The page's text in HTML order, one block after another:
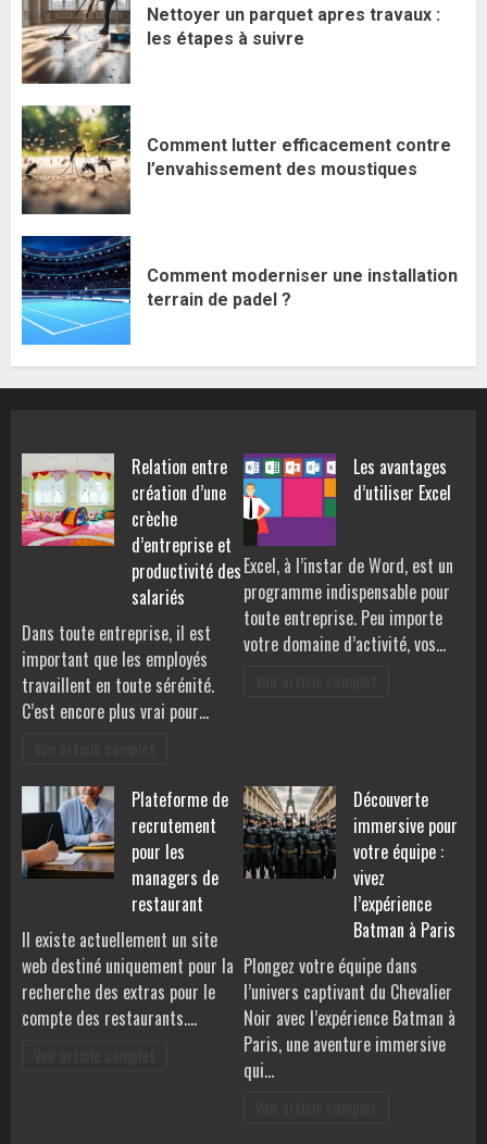
Nettoyer un parquet apres travaux :
les étapes à suivre
Comment lutter efficacement contre
l’envahissement des moustiques
Comment moderniser une installation
terrain de padel ?
Relation entre
création d’une
crèche
d’entreprise et
productivité des
salariés
Dans toute entreprise, il est
important que les employés
travaillent en toute sérénité.
C’est encore plus vrai pour…
Les avantages
d’utiliser Excel
Excel, à l’instar de Word, est un
programme indispensable pour
toute entreprise. Peu importe
votre domaine d’activité, vos…
Plateforme de
recrutement
pour les
managers de
restaurant
Il existe actuellement un site
web destiné uniquement pour la
recherche des extras pour le
compte des restaurants.…
Découverte
immersive pour
votre équipe :
vivez
l’expérience
Batman à Paris
Plongez votre équipe dans
l’univers captivant du Chevalier
Noir avec l’expérience Batman à
Paris, une aventure immersive
qui…